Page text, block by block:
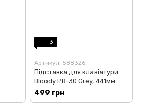
3
Артикул: 588326
Підставка для клавіатури
Bloody PR-30 Grey, 441мм
499 грн